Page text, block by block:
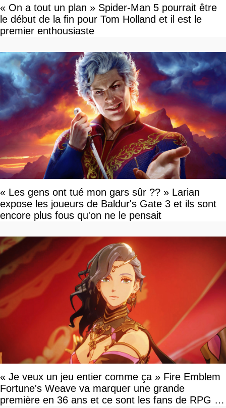
« On a tout un plan » Spider-Man 5 pourrait être
le début de la fin pour Tom Holland et il est le
premier enthousiaste
« Les gens ont tué mon gars sûr ?? » Larian
expose les joueurs de Baldur's Gate 3 et ils sont
encore plus fous qu'on ne le pensait
« Je veux un jeu entier comme ça » Fire Emblem
Fortune's Weave va marquer une grande
première en 36 ans et ce sont les fans de RPG en